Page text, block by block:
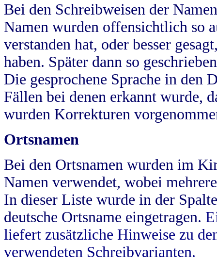
Bei den Schreibweisen der
Namen wurden offensichtlich so
verstanden hat, oder besser
haben. Später dann so
Die gesprochene Sprache in
Fällen bei denen erkannt wurde,
wurden Korrekturen
Ortsnamen
Bei den Ortsnamen wurden im
Namen verwendet, wobei
In dieser Liste wurde in der
deutsche Ortsname eingetragen.
liefert zusätzliche Hinweise zu
verwendeten Schreibvarianten.